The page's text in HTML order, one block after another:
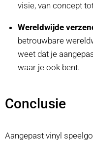
visie, van concept
Wereldwijde
betrouwbare
weet dat je
waar je ook bent.
Conclusie
Aangepast vinyl